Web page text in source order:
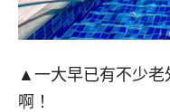
▲一大早已有不少老
啊！